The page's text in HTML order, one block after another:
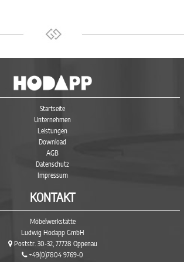
Startseite
Unternehmen
Leistungen
Download
AGB
Datenschutz
Impressum
KONTAKT
Möbelwerkstätte
Ludwig Hodapp GmbH
Poststr. 30-32, 77728 Oppenau
+49(0)7804 9769-0